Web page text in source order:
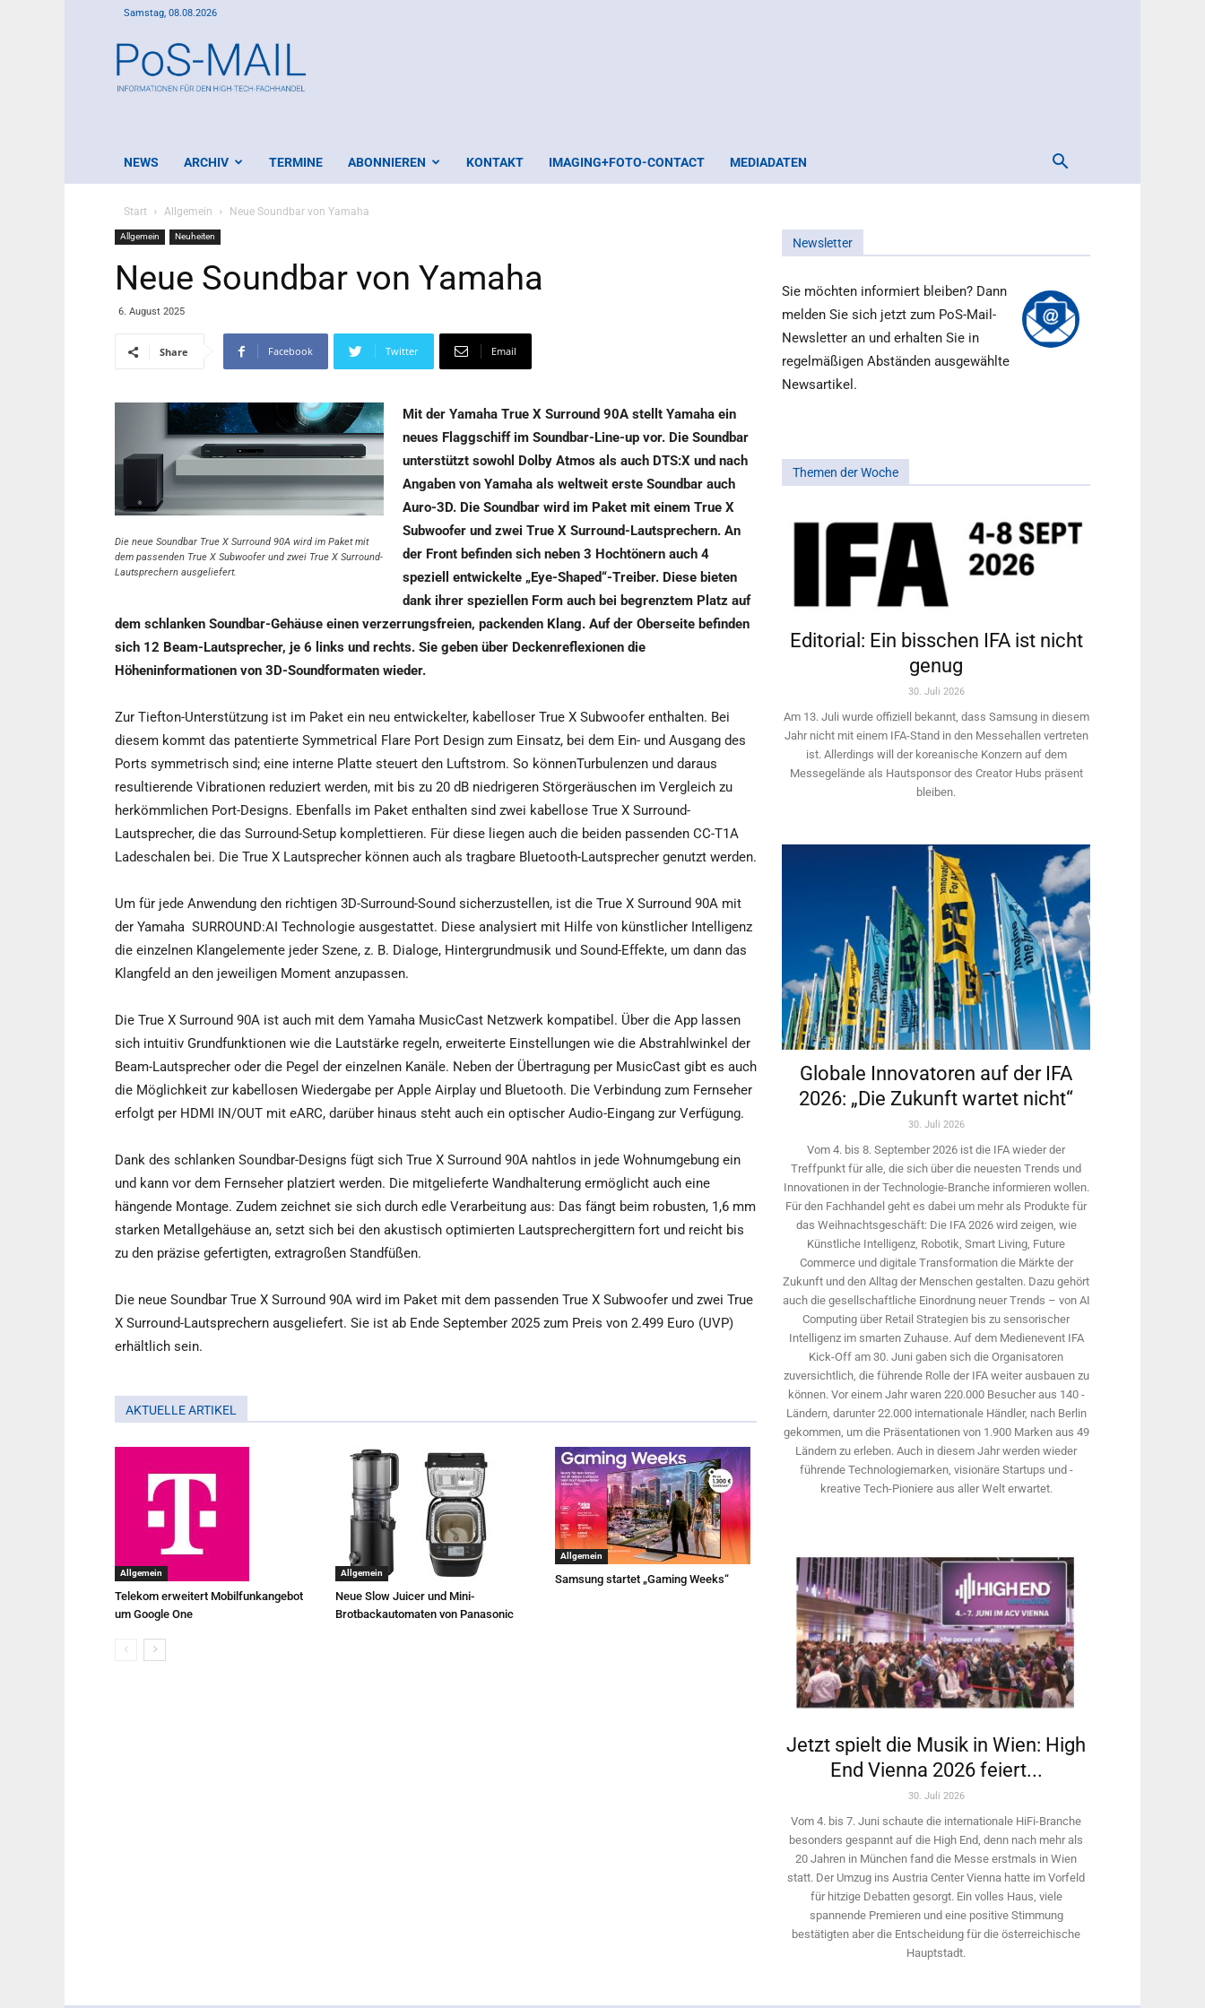
Samstag, 08.08.2026
Mail
NEWS ARCHIV TERMINE ABONNIEREN KONTAKT IMAGING+FOTO-CONTACT MEDIADATEN
Start Allgemein Neue Soundbar von Yamaha
Allgemein Neuheiten
Neue Soundbar von Yamaha
6. August 2025
Share Facebook Twitter Email
Die neue Soundbar True X Surround 90A wird im Paket mit
dem passenden True X Subwoofer und zwei True X Surround-
Lautsprechern ausgeliefert.
Mit der Yamaha True X Surround 90A stellt Yamaha ein
neues Flaggschiff im Soundbar-Line-up vor. Die Soundbar
unterstützt sowohl Dolby Atmos als auch DTS:X und nach
Angaben von Yamaha als weltweit erste Soundbar auch
Auro-3D. Die Soundbar wird im Paket mit einem True X
Subwoofer und zwei True X Surround-Lautsprechern. An
der Front befinden sich neben 3 Hochtönern auch 4
speziell entwickelte „Eye-Shaped“-Treiber. Diese bieten
dank ihrer speziellen Form auch bei begrenztem Platz auf
dem schlanken Soundbar-Gehäuse einen verzerrungsfreien, packenden Klang. Auf der Oberseite befinden
sich 12 Beam-Lautsprecher, je 6 links und rechts. Sie geben über Deckenreflexionen die
Höheninformationen von 3D-Soundformaten wieder.
Zur Tiefton-Unterstützung ist im Paket ein neu entwickelter, kabelloser True X Subwoofer enthalten. Bei
diesem kommt das patentierte Symmetrical Flare Port Design zum Einsatz, bei dem Ein- und Ausgang des
Ports symmetrisch sind; eine interne Platte steuert den Luftstrom. So könnenTurbulenzen und daraus
resultierende Vibrationen reduziert werden, mit bis zu 20 dB niedrigeren Störgeräuschen im Vergleich zu
herkömmlichen Port-Designs. Ebenfalls im Paket enthalten sind zwei kabellose True X Surround-
Lautsprecher, die das Surround-Setup komplettieren. Für diese liegen auch die beiden passenden CC-T1A
Ladeschalen bei. Die True X Lautsprecher können auch als tragbare Bluetooth-Lautsprecher genutzt werden.
Um für jede Anwendung den richtigen 3D-Surround-Sound sicherzustellen, ist die True X Surround 90A mit
der Yamaha SURROUND:AI Technologie ausgestattet. Diese analysiert mit Hilfe von künstlicher Intelligenz
die einzelnen Klangelemente jeder Szene, z. B. Dialoge, Hintergrundmusik und Sound-Effekte, um dann das
Klangfeld an den jeweiligen Moment anzupassen.
Die True X Surround 90A ist auch mit dem Yamaha MusicCast Netzwerk kompatibel. Über die App lassen
sich intuitiv Grundfunktionen wie die Lautstärke regeln, erweiterte Einstellungen wie die Abstrahlwinkel der
Beam-Lautsprecher oder die Pegel der einzelnen Kanäle. Neben der Übertragung per MusicCast gibt es auch
die Möglichkeit zur kabellosen Wiedergabe per Apple Airplay und Bluetooth. Die Verbindung zum Fernseher
erfolgt per HDMI IN/OUT mit eARC, darüber hinaus steht auch ein optischer Audio-Eingang zur Verfügung.
Dank des schlanken Soundbar-Designs fügt sich True X Surround 90A nahtlos in jede Wohnumgebung ein
und kann vor dem Fernseher platziert werden. Die mitgelieferte Wandhalterung ermöglicht auch eine
hängende Montage. Zudem zeichnet sie sich durch edle Verarbeitung aus: Das fängt beim robusten, 1,6 mm
starken Metallgehäuse an, setzt sich bei den akustisch optimierten Lautsprechergittern fort und reicht bis
zu den präzise gefertigten, extragroßen Standfüßen.
Die neue Soundbar True X Surround 90A wird im Paket mit dem passenden True X Subwoofer und zwei True
X Surround-Lautsprechern ausgeliefert. Sie ist ab Ende September 2025 zum Preis von 2.499 Euro (UVP)
erhältlich sein.
AKTUELLE ARTIKEL
Allgemein
Telekom erweitert Mobilfunkangebot
um Google One
Allgemein
Neue Slow Juicer und Mini-
Brotbackautomaten von Panasonic
Allgemein
Samsung startet „Gaming Weeks“
Newsletter
Sie möchten informiert bleiben? Dann
melden Sie sich jetzt zum PoS-Mail-
Newsletter an und erhalten Sie in
regelmäßigen Abständen ausgewählte
Newsartikel.
Themen der Woche
Editorial: Ein bisschen IFA ist nicht
genug
30. Juli 2026
Am 13. Juli wurde offiziell bekannt, dass Samsung in diesem
Jahr nicht mit einem IFA-Stand in den Messehallen vertreten
ist. Allerdings will ­der koreanische Konzern auf dem
Messegelände als Hautsponsor des Creator Hubs präsent
bleiben.
Globale Innovatoren auf der IFA
2026: „Die Zukunft wartet nicht“
30. Juli 2026
Vom 4. bis 8. September 2026 ist die IFA wieder der
Treffpunkt für alle, die sich über die neuesten Trends und
Innovationen in der Technologie-­Branche informieren wollen.
Für den Fachhandel geht es dabei um mehr als Produkte für
das Weihnachtsgeschäft: Die IFA 2026 wird ­zeigen, wie
Künstliche Intelligenz, Robotik, Smart Living, Future
Commerce und digitale Trans­formation die Märkte der
Zukunft und den Alltag der Menschen gestalten. Dazu gehört
auch die gesellschaftliche Einordnung neuer Trends – von AI
Computing über Retail Strategien bis zu sensorischer
Intelligenz im smarten Zuhause. Auf dem Medien­event IFA
Kick-Off am 30. Juni gaben sich die Organisatoren
zuversichtlich, die führende Rolle der IFA weiter ausbauen zu
können. Vor einem Jahr ­waren 220.000 Besucher aus 140 ­
Ländern, ­darunter 22.000 internationale Händler, nach Berlin
gekommen, um die Präsen­tationen von 1.900 Marken aus 49
Ländern zu erleben. Auch in diesem Jahr werden wieder
führende Technologiemarken, visionäre Startups und ­
kreative Tech-Pioniere aus aller Welt erwartet.
Jetzt spielt die Musik in Wien: High
End Vienna 2026 feiert...
30. Juli 2026
Vom 4. bis 7. Juni schaute die internationale HiFi-Branche
besonders gespannt auf die High End, denn nach mehr als
20 Jahren in München fand die Messe erstmals in Wien
statt. Der Umzug ins Austria Center Vienna hatte im Vorfeld
für hitzige Debatten gesorgt. Ein volles Haus, viele
spannende Premieren und eine positive Stimmung
bestätigten aber die Entscheidung für die österreichische
Hauptstadt.